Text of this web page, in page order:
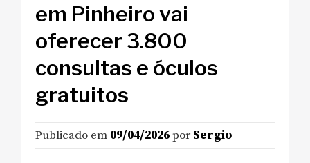
em Pinheiro vai
oferecer 3.800
consultas e óculos
gratuitos
Publicado em 09/04/2026por Sergio